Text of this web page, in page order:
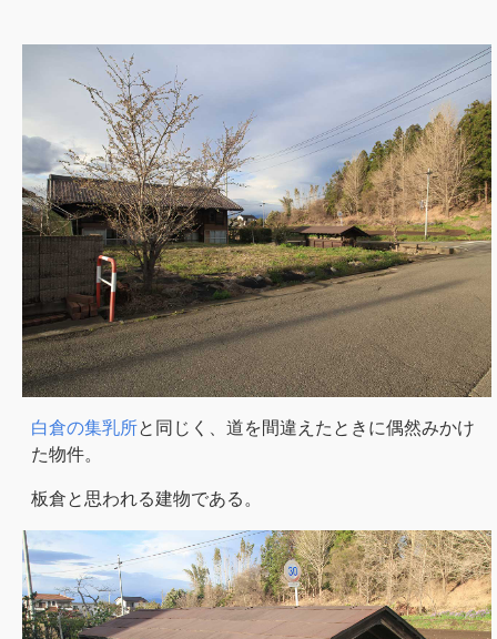
白倉の集乳所と同じく、道を間違えたときに偶然みかけ
た物件。
板倉と思われる建物である。